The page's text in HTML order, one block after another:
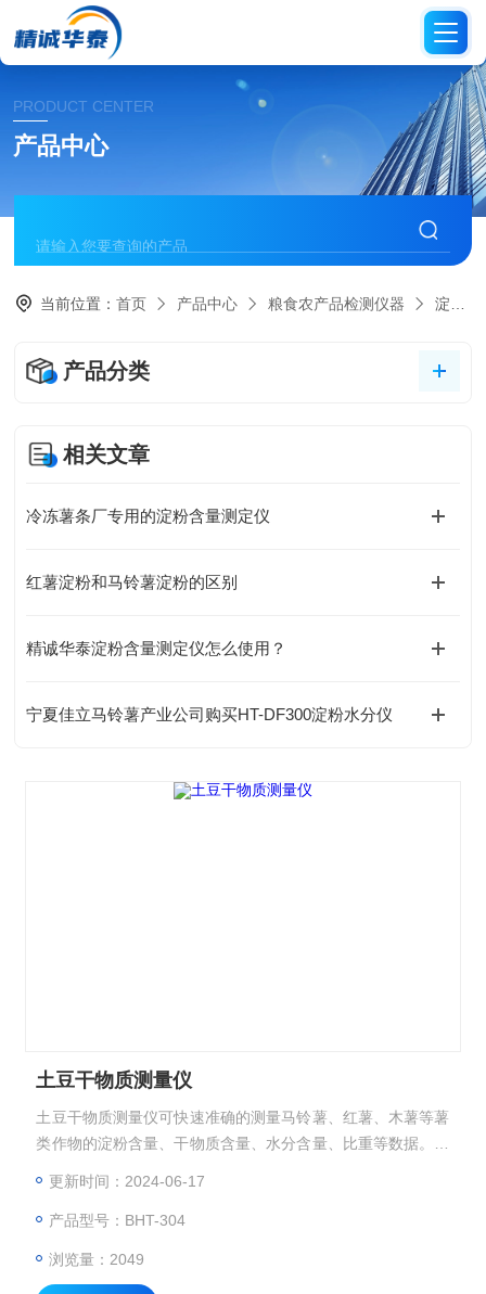
PRODUCT CENTER
产品中心
当前位置：首页 产品中心 粮食农产品检测仪器 淀粉含量检测仪
产品分类
相关文章
冷冻薯条厂专用的淀粉含量测定仪
红薯淀粉和马铃薯淀粉的区别
精诚华泰淀粉含量测定仪怎么使用？
宁夏佳立马铃薯产业公司购买HT-DF300淀粉水分仪
土豆干物质测量仪
土豆干物质测量仪可快速准确的测量马铃薯、红薯、木薯等薯
类作物的淀粉含量、干物质含量、水分含量、比重等数据。采
更新时间：2024-06-17
产品型号：BHT-304
浏览量：2049